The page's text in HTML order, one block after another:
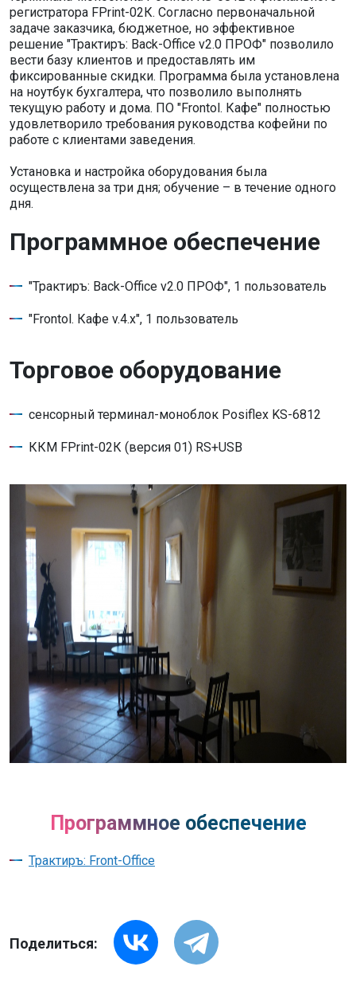
регистратора FPrint-02К. Согласно первоначальной
задаче заказчика, бюджетное, но эффективное
решение "Трактиръ: Back-Office v2.0 ПРОФ" позволило
вести базу клиентов и предоставлять им
фиксированные скидки. Программа была установлена
на ноутбук бухгалтера, что позволило выполнять
текущую работу и дома. ПО "Frontol. Кафе" полностью
удовлетворило требования руководства кофейни по
работе с клиентами заведения.
Установка и настройка оборудования была
осуществлена за три дня; обучение – в течение одного
дня.
Программное обеспечение
"Трактиръ: Back-Office v2.0 ПРОФ", 1 пользователь
"Frontol. Кафе v.4.x", 1 пользователь
Торговое оборудование
сенсорный терминал-моноблок Posiflex KS-6812
ККМ FPrint-02К (версия 01) RS+USB
Программное обеспечение
Трактиръ: Front-Office
Поделиться: